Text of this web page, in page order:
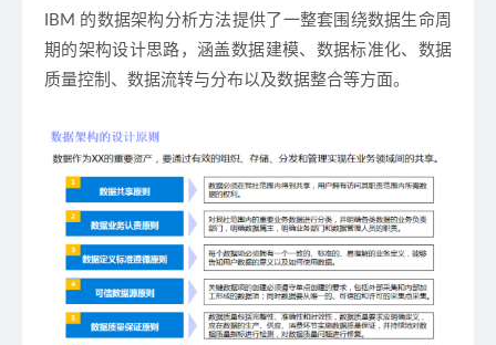
IBM 的数据架构分析方法提供了一整套围绕数据生命周
期的架构设计思路，涵盖数据建模、数据标准化、数据
质量控制、数据流转与分布以及数据整合等方面。